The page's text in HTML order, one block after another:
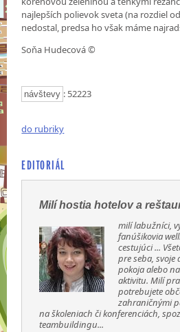
najlepších polievok sveta (na rozdiel
nedostal, predsa ho však máme
Soňa Hudecová ©
návštevy : 52223
do rubriky
EDITORIÁL
Milí hostia hotelov a
milí labužníci,
fanúšikovia
cestujúci ...
pre seba, svoje
pokoja alebo
aktivitu. Milí
potrebujete
zahraničnými
na školeniach či konferenciách,
teambuildingu...